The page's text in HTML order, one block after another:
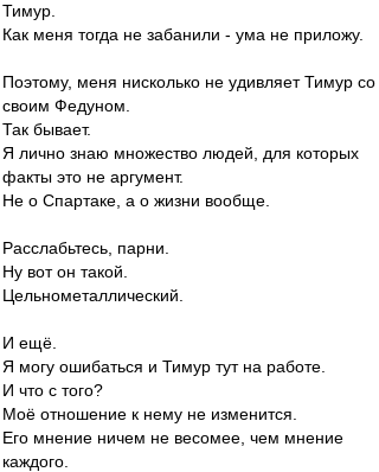
Тимур.
Как меня тогда не забанили - ума не приложу.
Поэтому, меня нисколько не удивляет Тимур со
своим Федуном.
Так бывает.
Я лично знаю множество людей, для которых
факты это не аргумент.
Не о Спартаке, а о жизни вообще.
Расслабьтесь, парни.
Ну вот он такой.
Цельнометаллический.
И ещё.
Я могу ошибаться и Тимур тут на работе.
И что с того?
Моё отношение к нему не изменится.
Его мнение ничем не весомее, чем мнение
каждого.